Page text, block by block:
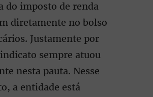
do imposto de renda
diretamente no bolso
Justamente por
sempre atuou
nesta pauta. Nesse
a entidade está